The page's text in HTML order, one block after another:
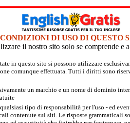
CONDIZIONI DI USO DI QUESTO
il nostro sito solo se comprende e
in questo sito si possono utilizzare
comunque effettuata. Tutti i diritti sono
un marchio e un nome di dominio
tipo di responsabilità per l'uso - ed
contenute sul siti. Le risposte grammaticali